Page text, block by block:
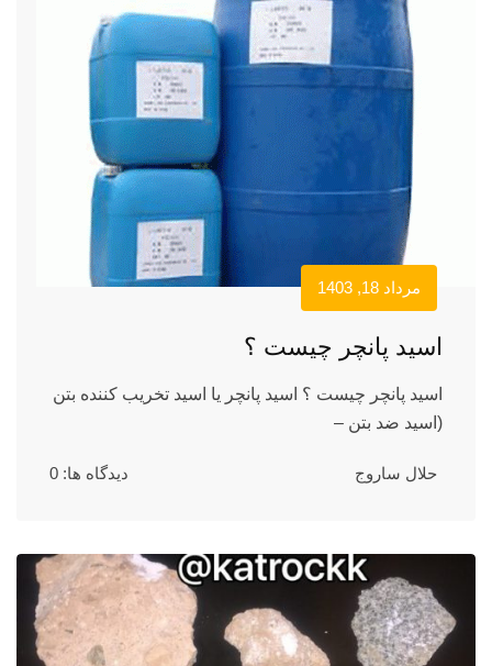
مرداد 18, 1403
اسید پانچر چیست ؟
اسید پانچر چیست ؟ اسید پانچر یا اسید تخریب کننده بتن
(اسید ضد بتن –
حلال ساروج دیدگاه ها: 0